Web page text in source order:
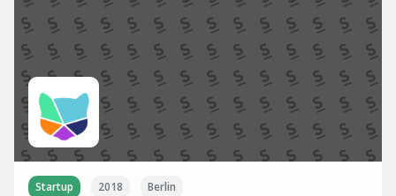
Startup 2018 Berlin